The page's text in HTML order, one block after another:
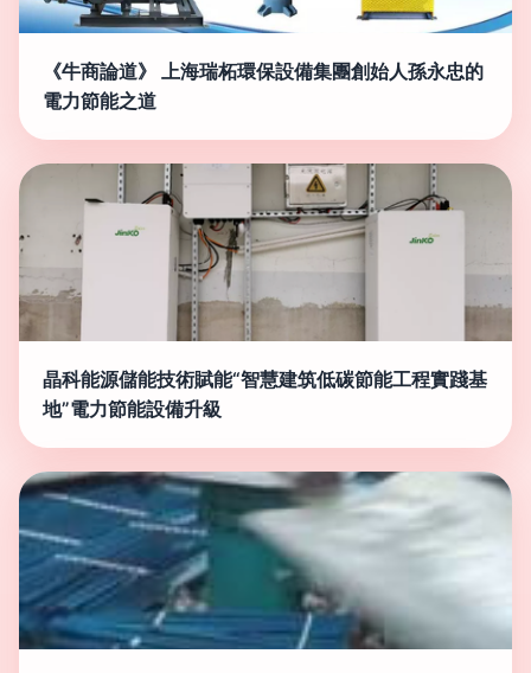
《牛商論道》 上海瑞柘環保設備集團創始人孫永忠的
電力節能之道
晶科能源儲能技術賦能“智慧建筑低碳節能工程實踐基
地”電力節能設備升級